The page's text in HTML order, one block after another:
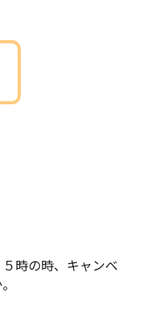
時の時、キャンベ